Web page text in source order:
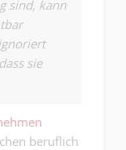
sind, kann
sie
beruflich